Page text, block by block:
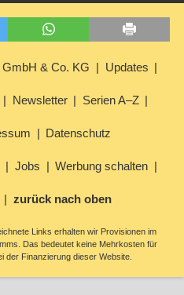
& Co. KG Updates
Newsletter Serien A–Z
Datenschutz
Jobs Werbung schalten
zurück nach oben
Links erhalten wir Provisionen im
Das bedeutet keine Mehrkosten für
der Finanzierung dieser Website.